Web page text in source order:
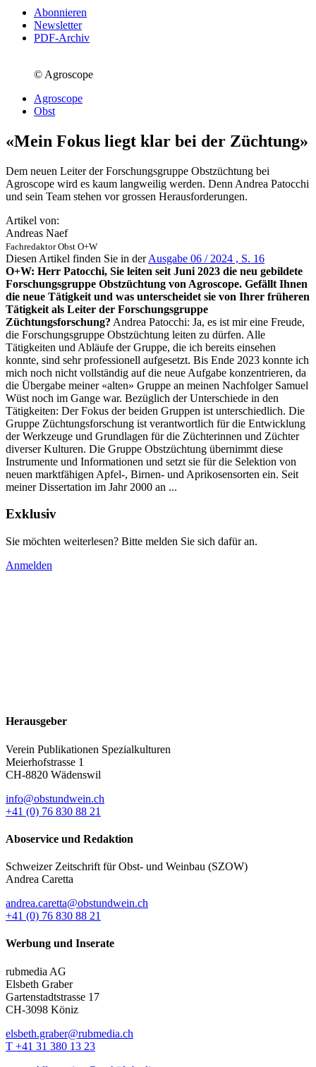
Abonnieren
Newsletter
PDF-Archiv
© Agroscope
Agroscope
Obst
«Mein Fokus liegt klar bei der Züchtung»
Dem neuen Leiter der Forschungsgruppe Obstzüchtung bei
Agroscope wird es kaum langweilig werden. Denn Andrea Patocchi
und sein Team stehen vor grossen Herausforderungen.
Artikel von:
Andreas Naef
Fachredaktor Obst O+W
Diesen Artikel finden Sie in derAusgabe 06 / 2024 , S. 16
O+W: Herr Patocchi, Sie leiten seit Juni 2023 die neu gebildete
Forschungsgruppe Obstzüchtung von Agroscope. Gefällt Ihnen
die neue Tätigkeit und was unterscheidet sie von Ihrer früheren
Tätigkeit als Leiter der Forschungsgruppe
Züchtungsforschung? Andrea Patocchi: Ja, es ist mir eine Freude,
die Forschungsgruppe Obstzüchtung leiten zu dürfen. Alle
Tätigkeiten und Abläufe der Gruppe, die ich bereits einsehen
konnte, sind sehr professionell aufgesetzt. Bis Ende 2023 konnte ich
mich noch nicht vollständig auf die neue Aufgabe konzentrieren, da
die Übergabe meiner «alten» Gruppe an meinen Nachfolger Samuel
Wüst noch im Gange war. Bezüglich der Unterschiede in den
Tätigkeiten: Der Fokus der beiden Gruppen ist unterschiedlich. Die
Gruppe Züchtungsforschung ist verantwortlich für die Entwicklung
der Werkzeuge und Grundlagen für die Züchterinnen und Züchter
diverser Kulturen. Die Gruppe Obstzüchtung übernimmt diese
Instrumente und Informationen und setzt sie für die Selektion von
neuen marktfähigen Apfel-, Birnen- und Aprikosensorten ein. Seit
meiner Dissertation im Jahr 2000 an ...
Exklusiv
Sie möchten weiterlesen? Bitte melden Sie sich dafür an.
Anmelden
Herausgeber
Verein Publikationen Spezialkulturen
Meierhofstrasse 1
CH-8820 Wädenswil
info@obstundwein.ch
+41 (0) 76 830 88 21
Aboservice und Redaktion
Schweizer Zeitschrift für Obst- und Weinbau (SZOW)
Andrea Caretta
andrea.caretta@obstundwein.ch
+41 (0) 76 830 88 21
Werbung und Inserate
rubmedia AG
Elsbeth Graber
Gartenstadtstrasse 17
CH-3098 Köniz
elsbeth.graber@rubmedia.ch
T +41 31 380 13 23